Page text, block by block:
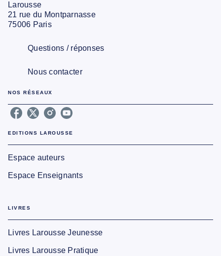
Larousse
21 rue du Montparnasse
75006 Paris
Questions / réponses
Nous contacter
NOS RÉSEAUX
EDITIONS LAROUSSE
Espace auteurs
Espace Enseignants
LIVRES
Livres Larousse Jeunesse
Livres Larousse Pratique